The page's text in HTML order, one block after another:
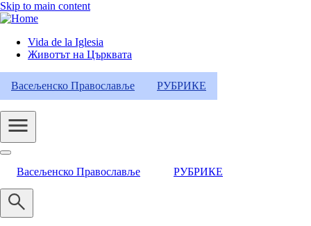
Skip to main content
Header
Category
Menu
Vida de la Iglesia
Животът на Църквата
Васељенско Православље РУБРИКЕ
Васељенско Православље РУБРИКЕ